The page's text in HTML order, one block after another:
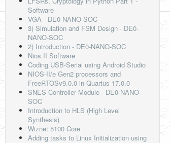
Software
VGA - DE0-NANO-SOC
3) Simulation and FSM Design - DE0-
NANO-SOC
2) Introduction - DE0-NANO-SOC
Nios II Software
Coding USB-Serial using Android Studio
NIOS-II/e Gen2 processors and
FreeRTOSv9.0.0 in Quartus 17.0.0
SNES Controller Module - DE0-NANO-
SOC
Introduction to HLS (High Level
Synthesis)
Wiznet 5100 Core
Adding tasks to Linux Initialization using